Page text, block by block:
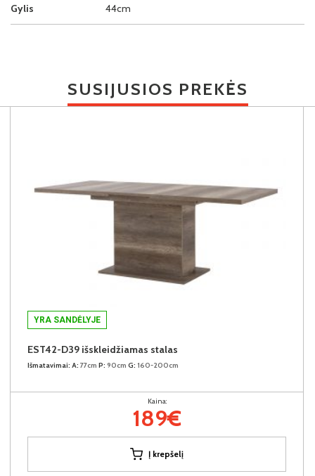
Gylis 44cm
SUSIJUSIOS PREKĖS
YRA SANDĖLYJE
EST42-D39 išskleidžiamas stalas
Išmatavimai: A: 77cm P: 90cm G: 160-200cm
Kaina:
189€
Į krepšelį